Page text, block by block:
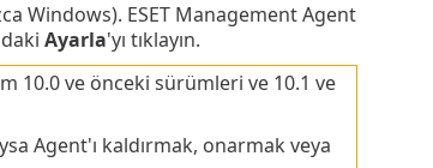
Windows). ESET Management Agent
Ayarla'yı tıklayın.
10.0 ve önceki sürümleri ve 10.1 ve
Agent'ı kaldırmak, onarmak veya